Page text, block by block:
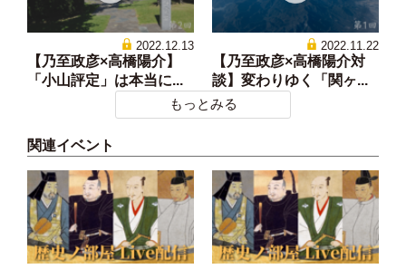
2022.12.13
【乃至政彦×高橋陽介】
「小山評定」は本当に...
2022.11.22
【乃至政彦×高橋陽介対
談】変わりゆく「関ヶ...
もっとみる
関連イベント